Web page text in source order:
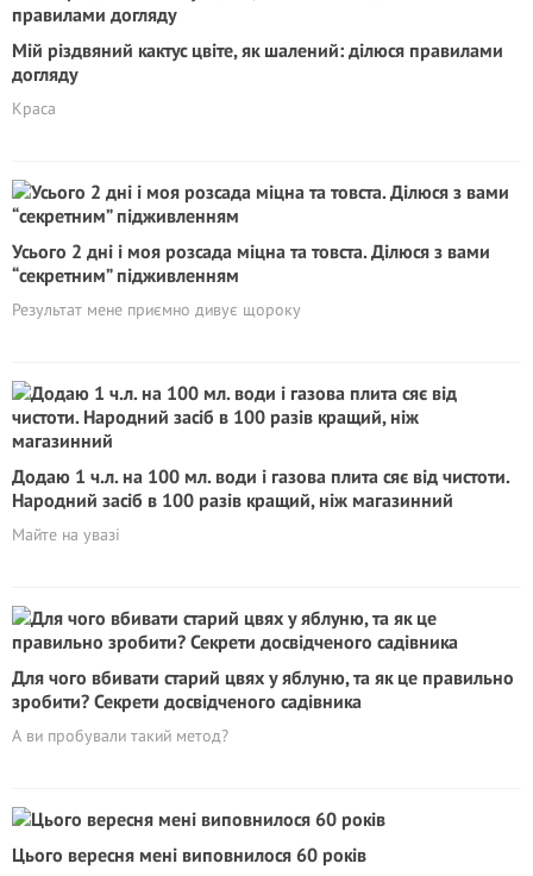
Мій різдвяний кактус цвіте, як шалений: ділюся правилами
догляду
Краса
Усього 2 дні і моя розсада міцна та товста. Ділюся з вами
“секретним” підживленням
Результат мене приємно дивує щороку
Додаю 1 ч.л. на 100 мл. води і газова плита сяє від чистоти.
Народний засіб в 100 разів кращий, ніж магазинний
Майте на увазі
Для чого вбивати старий цвях у яблуню, та як це правильно
зробити? Секрети досвідченого садівника
А ви пробували такий метод?
Цього вересня мені виповнилося 60 років